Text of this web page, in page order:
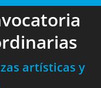
artísticas y